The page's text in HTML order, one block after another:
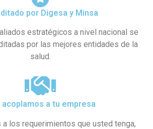
por Digesa y Minsa​
estratégicos a nivel nacional se
por las mejores entidades de la
salud.
acoplamos a tu empresa
a los requerimientos que usted tenga,